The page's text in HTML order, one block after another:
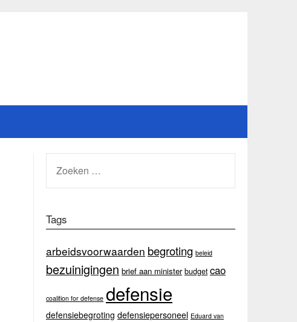
NAAR:
Tags
arbeidsvoorwaarden begroting beleid
bezuinigingen brief aan minister budget cao
coalition for defense defensie
defensiebegroting defensiepersoneel Eduard van